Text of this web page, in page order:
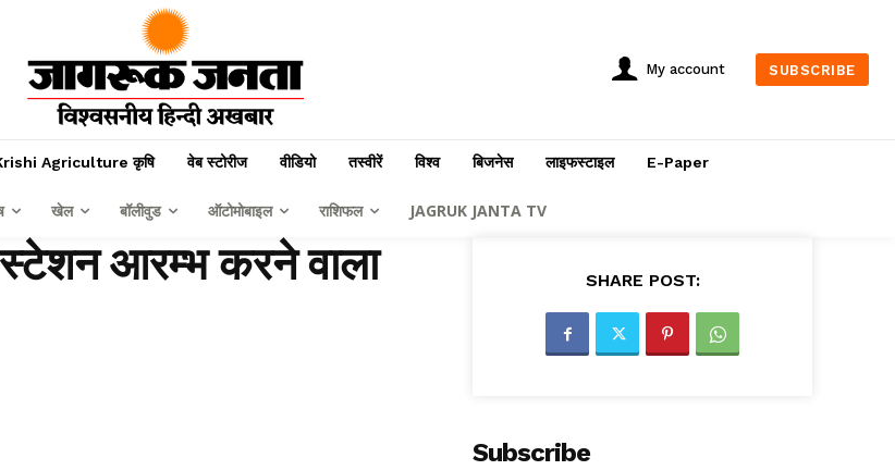
My account SUBSCRIBE
Agriculture कृषि वेब स्टोरीज वीडियो तस्वीरें विश्व बिजनेस लाइफस्टाइल E-Paper
खेल बॉलीवुड ऑटोमोबाइल राशिफल JAGRUK JANTA TV
स्टेशन आरम्भ करने वाला
SHARE POST:
Subscribe